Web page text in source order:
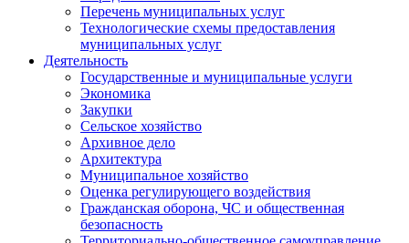
Перечень муниципальных услуг
Технологические схемы предоставления
муниципальных услуг
Деятельность
Государственные и муниципальные услуги
Экономика
Закупки
Сельское хозяйство
Архивное дело
Архитектура
Муниципальное хозяйство
Оценка регулирующего воздействия
Гражданская оборона, ЧС и общественная
безопасность